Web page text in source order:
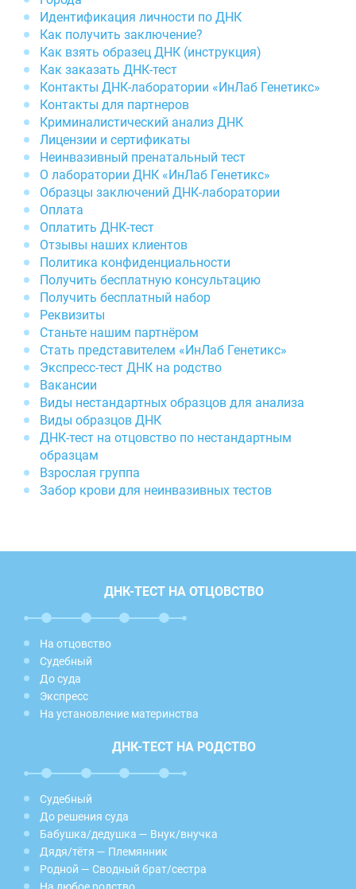
Идентификация личности по ДНК
Как получить заключение?
Как взять образец ДНК (инструкция)
Как заказать ДНК-тест
Контакты ДНК-лаборатории «ИнЛаб Генетикс»
Контакты для партнеров
Криминалистический анализ ДНК
Лицензии и сертификаты
Неинвазивный пренатальный тест
О лаборатории ДНК «ИнЛаб Генетикс»
Образцы заключений ДНК-лаборатории
Оплата
Оплатить ДНК-тест
Отзывы наших клиентов
Политика конфиденциальности
Получить бесплатную консультацию
Получить бесплатный набор
Реквизиты
Станьте нашим партнёром
Стать представителем «ИнЛаб Генетикс»
Экспресс-тест ДНК на родство
Вакансии
Виды нестандартных образцов для анализа
Виды образцов ДНК
ДНК-тест на отцовство по нестандартным
образцам
Взрослая группа
Забор крови для неинвазивных тестов
ДНК-ТЕСТ НА ОТЦОВСТВО
На отцовство
Судебный
До суда
Экспресс
На установление материнства
ДНК-ТЕСТ НА РОДСТВО
Судебный
До решения суда
Бабушка/дедушка — Внук/внучка
Дядя/тётя — Племянник
Родной — Сводный брат/сестра
На любое родство